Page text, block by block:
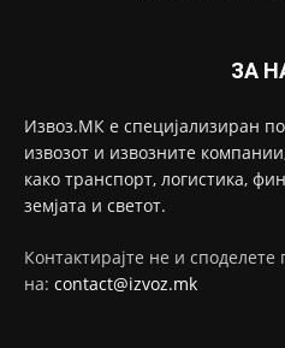
ЗА
Извоз.МК е специјализиран
извозот и извозните
како транспорт, логистика,
земјата и светот.
Контактирајте не и
на: contact@izvoz.mk